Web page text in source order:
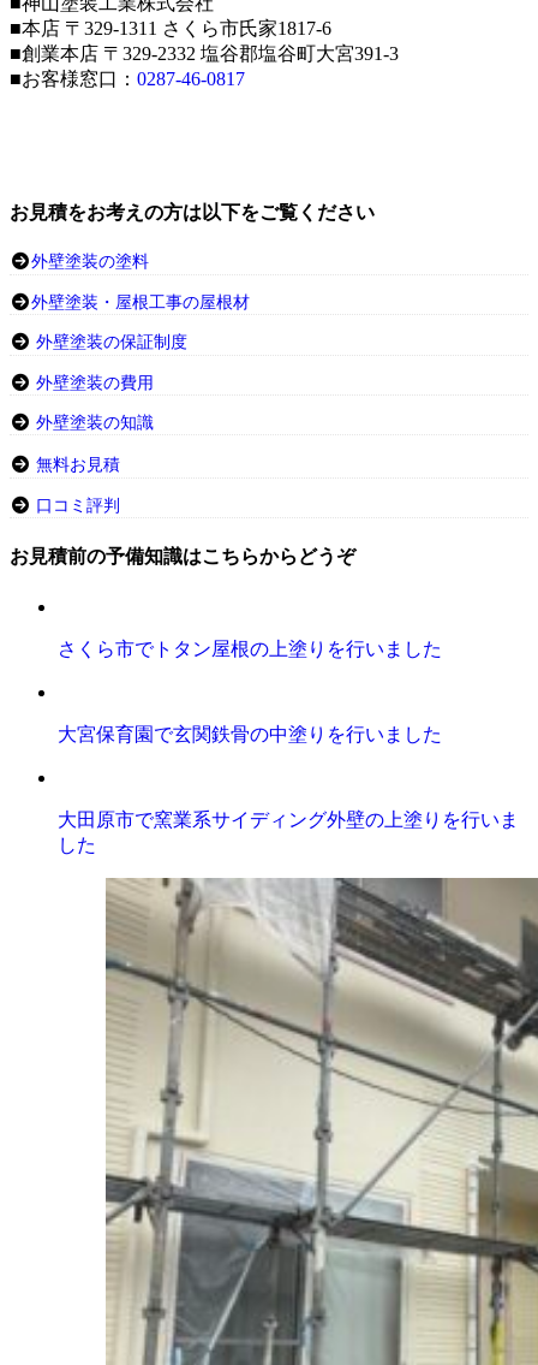
■本店 〒329-1311 さくら市氏家1817-6
■創業本店 〒329-2332 塩谷郡塩谷町大宮391-3
■お客様窓口： 0287-46-0817
お見積をお考えの方は以下をご覧ください
外壁塗装の塗料
外壁塗装・屋根工事の屋根材
外壁塗装の保証制度
外壁塗装の費用
外壁塗装の知識
無料お見積
口コミ評判
お見積前の予備知識はこちらからどうぞ
さくら市でトタン屋根の上塗りを行いました
大宮保育園で玄関鉄骨の中塗りを行いました
大田原市で窯業系サイディング外壁の上塗りを行いま
した